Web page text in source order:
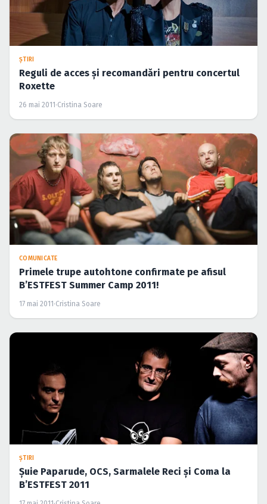
ŞTIRI
Reguli de acces şi recomandări pentru concertul
Roxette
26 mai 2011 ·Cristina Soare
COMUNICATE
Primele trupe autohtone confirmate pe afisul
B’ESTFEST Summer Camp 2011!
17 mai 2011 ·Cristina Soare
ŞTIRI
Şuie Paparude, OCS, Sarmalele Reci şi Coma la
B’ESTFEST 2011